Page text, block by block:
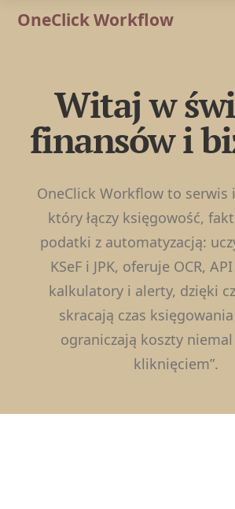
OneClick Workflow
Witaj w
finansów i
OneClick Workflow to serwis
który łączy księgowość,
podatki z automatyzacją:
KSeF i JPK, oferuje OCR,
kalkulatory i alerty, dzięki
skracają czas
ograniczają koszty
kliknięciem”.